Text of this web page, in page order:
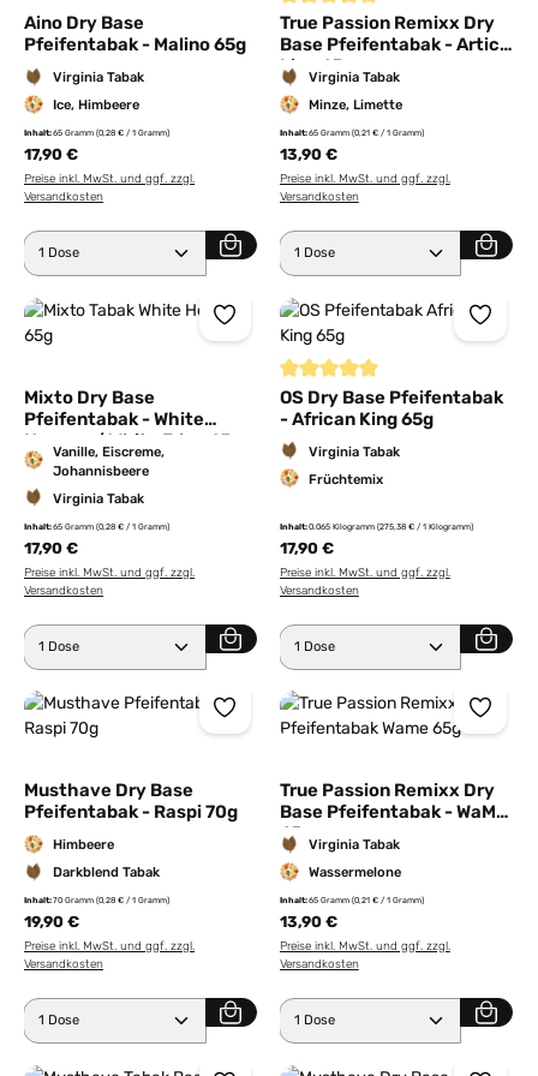
Aino Dry Base
Pfeifentabak - Malino 65g
Virginia Tabak
Ice, Himbeere
Inhalt:65 Gramm (0,28 € / 1 Gramm)
17,90 €
Preise inkl. MwSt. und ggf. zzgl.
Versandkosten
Produkt Anzahl: Gib den gewünschten Wert ein
Durchschnittliche Bewertung
True Passion Remixx Dry
Base Pfeifentabak - Artic
Line 65g
Virginia Tabak
Minze, Limette
Inhalt:65 Gramm (0,21 € / 1 Gramm)
13,90 €
Preise inkl. MwSt. und ggf. zzgl.
Versandkosten
Produkt Anzahl: Gib den
Mixto Dry Base
Pfeifentabak - White
Heaven / White Eden 65g
Vanille, Eiscreme,
Johannisbeere
Virginia Tabak
Inhalt:65 Gramm (0,28 € / 1 Gramm)
17,90 €
Preise inkl. MwSt. und ggf. zzgl.
Versandkosten
Produkt Anzahl: Gib den gewünschten Wert ein
Durchschnittliche Bewertung
OS Dry Base Pfeifentabak
- African King 65g
Virginia Tabak
Früchtemix
Inhalt:0.065 Kilogramm (275,38 € / 1 Kilogramm)
17,90 €
Preise inkl. MwSt. und ggf. zzgl.
Versandkosten
Produkt Anzahl: Gib den
Musthave Dry Base
Pfeifentabak - Raspi 70g
Himbeere
Darkblend Tabak
Inhalt:70 Gramm (0,28 € / 1 Gramm)
19,90 €
Preise inkl. MwSt. und ggf. zzgl.
Versandkosten
Produkt Anzahl: Gib den gewünschten Wert ein
True Passion Remixx Dry
Base Pfeifentabak - WaMe
65g
Virginia Tabak
Wassermelone
Inhalt:65 Gramm (0,21 € / 1 Gramm)
13,90 €
Preise inkl. MwSt. und ggf. zzgl.
Versandkosten
Produkt Anzahl: Gib den